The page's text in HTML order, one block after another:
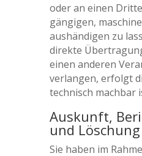
oder an einen
gängigen,
aushändigen zu
direkte
einen anderen
verlangen, erfolgt
technisch machbar
Auskunft,
und Löschung
Sie haben im